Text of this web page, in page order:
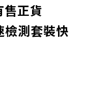
售正貨
測套裝快